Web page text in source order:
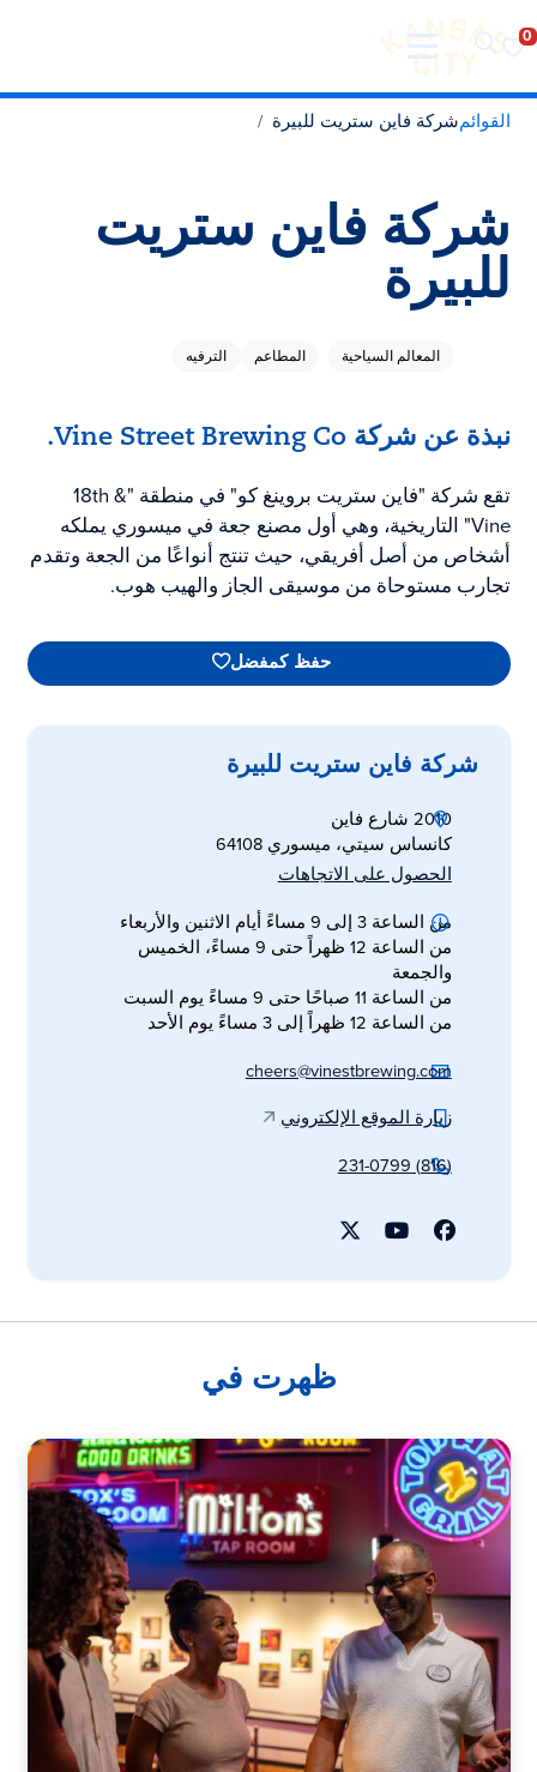
تفضل بزيارة مدينة كانساس سيتي
الانتقال إلى المحتوى
القوائمشركة فاين ستريت للبيرة
شركة فاين ستريت
للبيرة
المعالم السياحية المطاعم الترفيه
نبذة عن شركة Vine Street Brewing Co.
تقع شركة "فاين ستريت بروينغ كو" في منطقة "18th &
Vine" التاريخية، وهي أول مصنع جعة في ميسوري يملكه
أشخاص من أصل أفريقي، حيث تنتج أنواعًا من الجعة وتقدم
تجارب مستوحاة من موسيقى الجاز والهيب هوب.
حفظ كمفضل
شركة فاين ستريت للبيرة
2010 شارع فاين
كانساس سيتي، ميسوري 64108
الحصول على الاتجاهات
من الساعة 3 إلى 9 مساءً أيام الاثنين والأربعاء
من الساعة 12 ظهراً حتى 9 مساءً، الخميس
والجمعة
من الساعة 11 صباحًا حتى 9 مساءً يوم السبت
من الساعة 12 ظهراً إلى 3 مساءً يوم الأحد
cheers@vinestbrewing.com
زيارة الموقع الإلكتروني
(816) 231-0799
ظهرت في